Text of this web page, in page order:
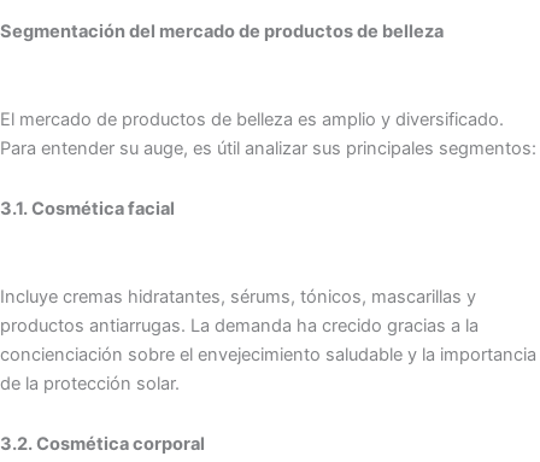
Segmentación del mercado de productos de belleza
El mercado de productos de belleza es amplio y diversificado.
Para entender su auge, es útil analizar sus principales segmentos:
3.1. Cosmética facial
Incluye cremas hidratantes, sérums, tónicos, mascarillas y
productos antiarrugas. La demanda ha crecido gracias a la
concienciación sobre el envejecimiento saludable y la importancia
de la protección solar.
3.2. Cosmética corporal